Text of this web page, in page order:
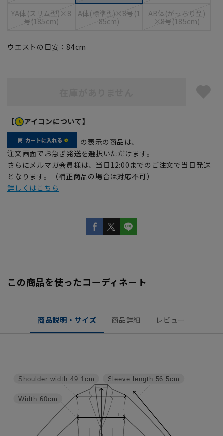
YA体(スリム型)×8
号(185cm)
A体(標準型)×8号(1
85cm)
AB体(がっちり型)
×8号(185cm)
ウエストの目安： 84cm
【 アイコンについて】
の表示の商品は、
注文画面でお急ぎ発送を選択いただけます。
さらにメルマガ会員様は、当日12:00までのご注文で当日発送
となります。（補正商品の場合は対応不可）
詳しくはこちら
この商品を使ったコーディネート
商品説明・サイズ 商品詳細 レビュー
Sleeve length 56.5cm
Width 60cm
Shoulder width 49.1cm